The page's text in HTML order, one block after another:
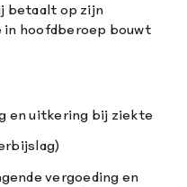
betaalt op zijn
in hoofdberoep bouwt
en uitkering bij ziekte
vergoeding en